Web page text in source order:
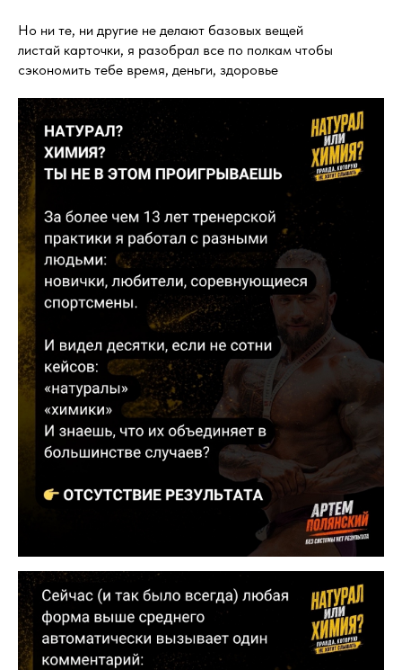
Но ни те, ни другие не делают базовых вещей
листай карточки, я разобрал все по полкам чтобы
сэкономить тебе время, деньги, здоровье